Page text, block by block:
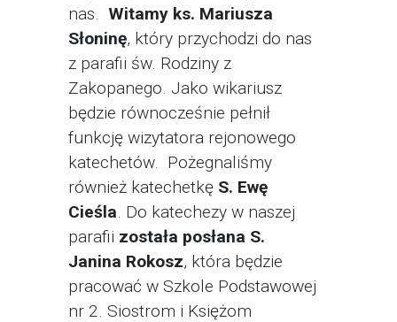
nas. Witamy ks. Mariusza
Słoninę, który przychodzi do nas
z parafii św. Rodziny z
Zakopanego. Jako wikariusz
będzie równocześnie pełnił
funkcję wizytatora rejonowego
katechetów. Pożegnaliśmy
również katechetkę S. Ewę
Cieśla. Do katechezy w naszej
parafii została posłana S.
Janina Rokosz, która będzie
pracować w Szkole Podstawowej
nr 2. Siostrom i Księżom